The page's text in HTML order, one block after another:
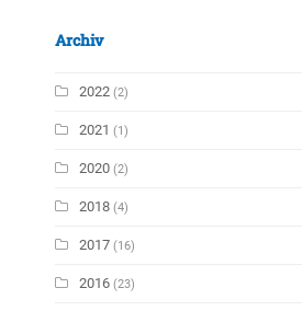
Archiv
2022(2)
2021(1)
2020(2)
2018(4)
2017(16)
2016(23)